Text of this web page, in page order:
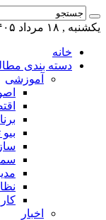
یکشنبه , ۱۸ مرداد ۱۴۰۵
خانه
دسته بندی
آموزشی
اخبار